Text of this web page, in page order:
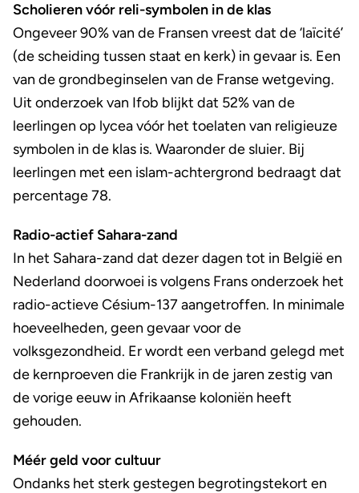
Scholieren vóór reli-symbolen in de klas
Ongeveer 90% van de Fransen vreest dat de ‘laïcité’
(de scheiding tussen staat en kerk) in gevaar is. Een
van de grondbeginselen van de Franse wetgeving.
Uit onderzoek van Ifob blijkt dat 52% van de
leerlingen op lycea vóór het toelaten van religieuze
symbolen in de klas is. Waaronder de sluier. Bij
leerlingen met een islam-achtergrond bedraagt dat
percentage 78.
Radio-actief Sahara-zand
In het Sahara-zand dat dezer dagen tot in België en
Nederland doorwoei is volgens Frans onderzoek het
radio-actieve Césium-137 aangetroffen. In minimale
hoeveelheden, geen gevaar voor de
volksgezondheid. Er wordt een verband gelegd met
de kernproeven die Frankrijk in de jaren zestig van
de vorige eeuw in Afrikaanse koloniën heeft
gehouden.
Méér geld voor cultuur
Ondanks het sterk gestegen begrotingstekort en